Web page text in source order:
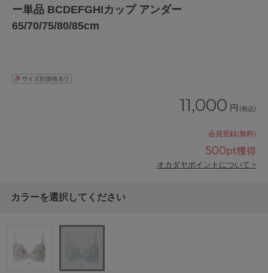
ー単品 BCDEFGHIカップ アンダー
65/70/75/80/85cm
11,000 円 (税込)
会員登録(無料)
500pt獲得
オカダヤポイントについて >
カラーを選択してください